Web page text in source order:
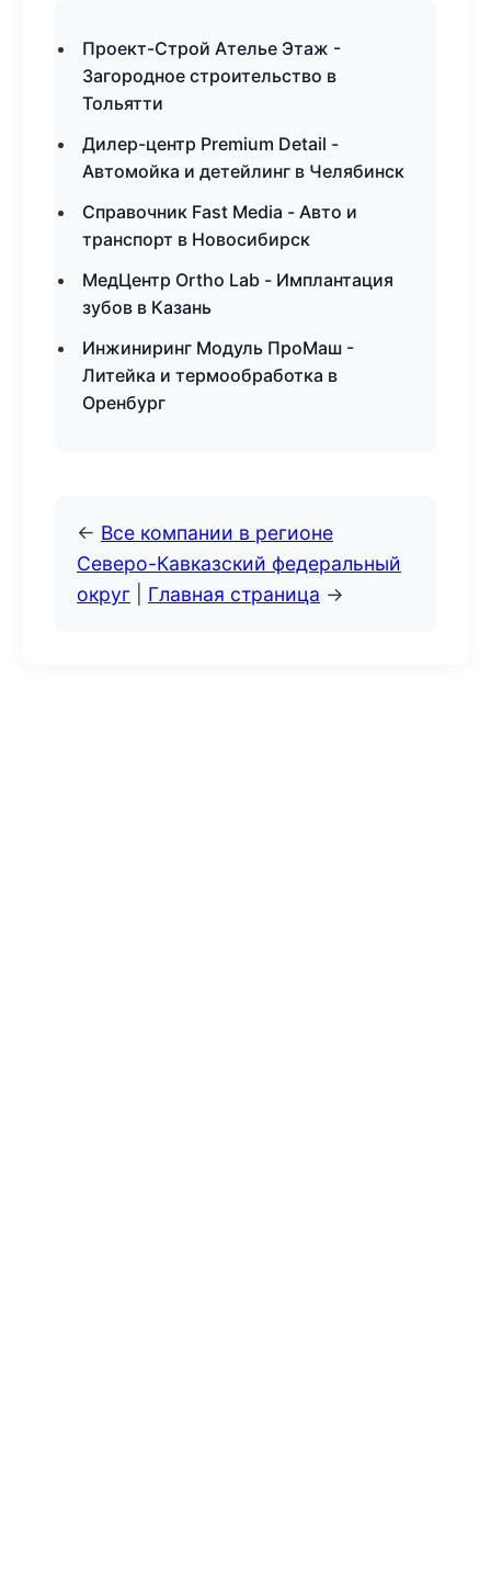
Проект-Строй Ателье Этаж -
Загородное строительство в
Тольятти
Дилер-центр Premium Detail -
Автомойка и детейлинг в Челябинск
Справочник Fast Media - Авто и
транспорт в Новосибирск
МедЦентр Ortho Lab - Имплантация
зубов в Казань
Инжиниринг Модуль ПроМаш -
Литейка и термообработка в
Оренбург
← Все компании в регионе
Северо-Кавказский федеральный
округ
Главная страница →